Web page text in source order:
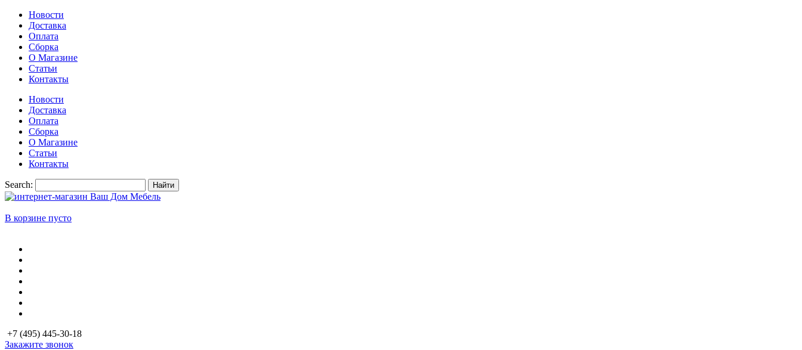
Новости
Доставка
Оплата
Сборка
О Магазине
Статьи
Контакты
Новости
Доставка
Оплата
Сборка
О Магазине
Статьи
Контакты
Search: Найти
В корзине пусто
+7 (495) 445-30-18
Закажите звонок